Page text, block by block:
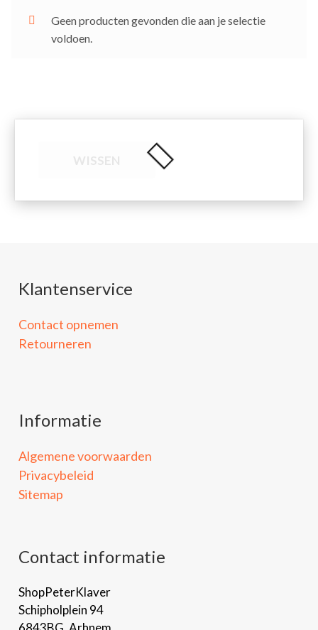
Geen producten gevonden die aan je selectie
voldoen.
Klantenservice
Contact opnemen
Retourneren
Informatie
Algemene voorwaarden
Privacybeleid
Sitemap
Contact informatie
ShopPeterKlaver
Schipholplein 94